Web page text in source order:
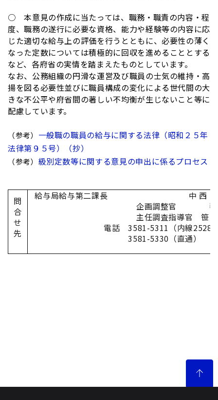
○ 本意見の作成に当たっては、職務・職責の内容・程
度、職務の遂行に必要な資格、能力や経験等の内容に応
じた適切な給与上の評価を行うとともに、必要性の薄く
なった定数については積極的に回収を進めることとする
など、各府省の実情を踏まえたものとしています。
なお、公務組織の円滑な運営及び職員の士気の維持・高
揚を図る必要性並びに職員構成の変化による世代間の大
きな不公平や府省間の著しい不均衡が生じないこと等に
配慮しています。
（参考） 一般職の職員の給与に関する法律（昭和２５年
法律第９５号）（抄）
（参考） 級別定数等に関する意見の申出に係るプロセス
問
合
せ
先
給与局給与第二課長 中 西 佳
企画調整官
主任調査指導官笹
電話3581-5311 （内線2528
3581-5330 （直通）